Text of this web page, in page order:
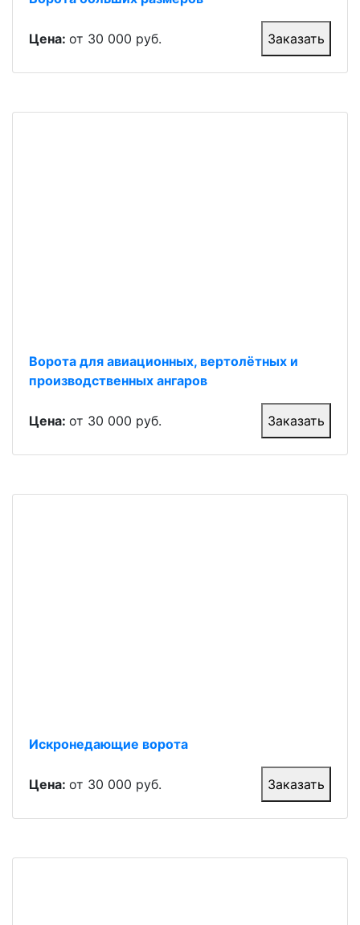
Цена: от 30 000 руб. Заказать
Ворота для авиационных, вертолётных и
производственных ангаров
Цена: от 30 000 руб. Заказать
Искронедающие ворота
Цена: от 30 000 руб. Заказать